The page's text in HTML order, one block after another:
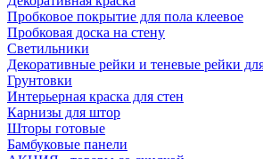
Пробковое покрытие для пола клеевое
Пробковая доска на стену
Светильники
Декоративные рейки и теневые рейки
Грунтовки
Интерьерная краска для стен
Карнизы для штор
Шторы готовые
Бамбуковые панели